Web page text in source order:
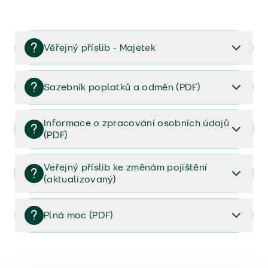
Věřejný příslib - Majetek
Věřejný příslib majetek 2023
Sazebník poplatků a odměn (PDF)
Sazebník poplatků a odměn (PDF)
Informace o zpracování osobních údajů
(PDF)
Informace o zpracování osobních údajů (PDF)
Veřejný příslib ke změnám pojištění
(aktualizovaný)
Veřejný příslib ke změnám pojištění (aktualizovaný)
Plná moc (PDF)